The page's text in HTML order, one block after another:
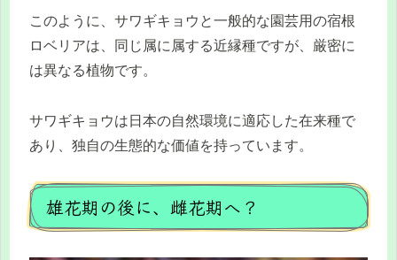
このように、サワギキョウと一般的な園芸用の宿根
ロベリアは、同じ属に属する近縁種ですが、厳密に
は異なる植物です。
サワギキョウは日本の自然環境に適応した在来種で
あり、独自の生態的な価値を持っています。
雄花期の後に、雌花期へ？